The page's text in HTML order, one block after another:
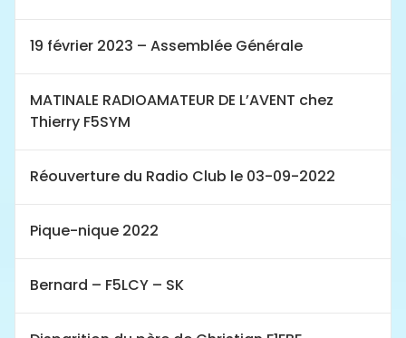
19 février 2023 – Assemblée Générale
MATINALE RADIOAMATEUR DE L’AVENT chez
Thierry F5SYM
Réouverture du Radio Club le 03-09-2022
Pique-nique 2022
Bernard – F5LCY – SK